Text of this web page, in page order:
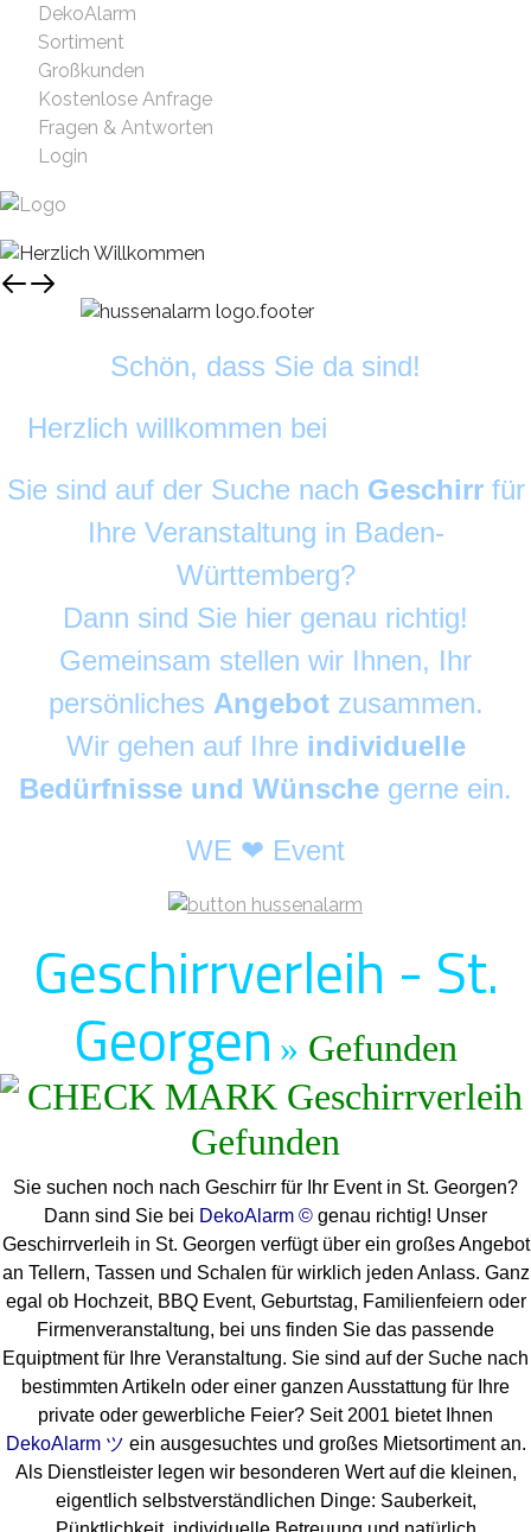
DekoAlarm
Sortiment
Großkunden
Kostenlose Anfrage
Fragen & Antworten
Login
Schön, dass Sie da sind!
Herzlich willkommen bei
Sie sind auf der Suche nach Geschirr für
Ihre Veranstaltung in Baden-
Württemberg?
Dann sind Sie hier genau richtig!
Gemeinsam stellen wir Ihnen, Ihr
persönliches Angebot zusammen.
Wir gehen auf Ihre individuelle
Bedürfnisse und Wünsche gerne ein.
WE ❤ Event
Geschirrverleih - St.
Georgen » Gefunden
Sie suchen noch nach Geschirr für Ihr Event in St. Georgen?
Dann sind Sie bei DekoAlarm © genau richtig! Unser
Geschirrverleih in St. Georgen verfügt über ein großes Angebot
an Tellern, Tassen und Schalen für wirklich jeden Anlass. Ganz
egal ob Hochzeit, BBQ Event, Geburtstag, Familienfeiern oder
Firmenveranstaltung, bei uns finden Sie das passende
Equiptment für Ihre Veranstaltung. Sie sind auf der Suche nach
bestimmten Artikeln oder einer ganzen Ausstattung für Ihre
private oder gewerbliche Feier? Seit 2001 bietet Ihnen
DekoAlarm ツ ein ausgesuchtes und großes Mietsortiment an.
Als Dienstleister legen wir besonderen Wert auf die kleinen,
eigentlich selbstverständlichen Dinge: Sauberkeit,